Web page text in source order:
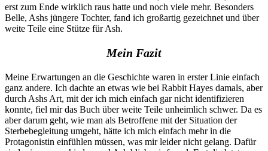
erst zum Ende wirklich raus hatte und noch viele mehr. Besonders
Belle, Ashs jüngere Tochter, fand ich großartig gezeichnet und über
weite Teile eine Stütze für Ash.
Mein Fazit
Meine Erwartungen an die Geschichte waren in erster Linie einfach
ganz andere. Ich dachte an etwas wie bei Rabbit Hayes damals, aber
durch Ashs Art, mit der ich mich einfach gar nicht identifizieren
konnte, fiel mir das Buch über weite Teile unheimlich schwer. Da es
aber darum geht, wie man als Betroffene mit der Situation der
Sterbebegleitung umgeht, hätte ich mich einfach mehr in die
Protagonistin einfühlen müssen, was mir leider nicht gelang. Dafür